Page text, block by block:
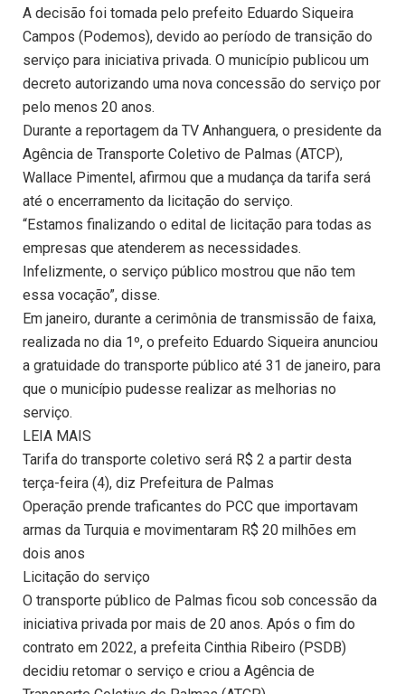
A decisão foi tomada pelo prefeito Eduardo Siqueira
Campos (Podemos), devido ao período de transição do
serviço para iniciativa privada. O município publicou um
decreto autorizando uma nova concessão do serviço por
pelo menos 20 anos.
Durante a reportagem da TV Anhanguera, o presidente da
Agência de Transporte Coletivo de Palmas (ATCP),
Wallace Pimentel, afirmou que a mudança da tarifa será
até o encerramento da licitação do serviço.
“Estamos finalizando o edital de licitação para todas as
empresas que atenderem as necessidades.
Infelizmente, o serviço público mostrou que não tem
essa vocação”, disse.
Em janeiro, durante a cerimônia de transmissão de faixa,
realizada no dia 1º, o prefeito Eduardo Siqueira anunciou
a gratuidade do transporte público até 31 de janeiro, para
que o município pudesse realizar as melhorias no
serviço.
LEIA MAIS
Tarifa do transporte coletivo será R$ 2 a partir desta
terça-feira (4), diz Prefeitura de Palmas
Operação prende traficantes do PCC que importavam
armas da Turquia e movimentaram R$ 20 milhões em
dois anos
Licitação do serviço
O transporte público de Palmas ficou sob concessão da
iniciativa privada por mais de 20 anos. Após o fim do
contrato em 2022, a prefeita Cinthia Ribeiro (PSDB)
decidiu retomar o serviço e criou a Agência de